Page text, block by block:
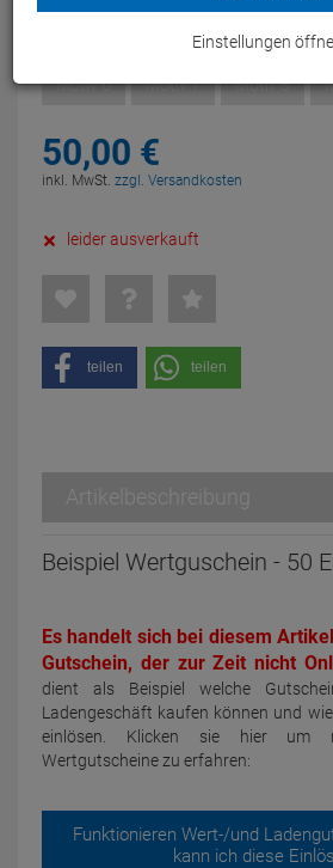
Motiv 2 Motiv 3
Motiv 6 Motiv 7 Motiv 8
50,00 €
inkl. MwSt. zzgl. Versandkosten
leider ausverkauft
teilen teilen
Artikelbeschreibung
Beispiel Wertguschein - 50
Es handelt sich bei diesem
Gutschein, der zur Zeit nicht
dient als Beispiel welche
Ladengeschäft kaufen können und
einlösen. Klicken sie hier um
Wertgutscheine zu erfahren:
Funktionieren Wert-/und
kann ich diese
Einstellungen